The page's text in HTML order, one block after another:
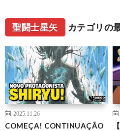
聖闘士星矢 カテゴリの
2025.11.26
COMEÇA! CONTINUAÇÃO